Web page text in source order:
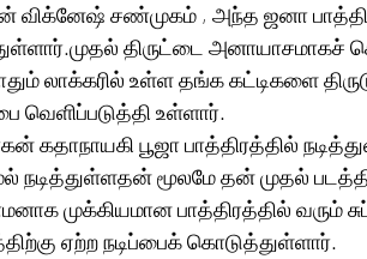
விக்னேஷ் சண்முகம் , அந்த ஜனா
திருட்டை அனாயாசமாகச்
லாக்கரில் உள்ள தங்க கட்டிகளை
வெளிப்படுத்தி உள்ளார்.
கதாநாயகி பூஜா பாத்திரத்தில்
நடித்துள்ளதன் மூலமே தன் முதல்
முக்கியமான பாத்திரத்தில்
ஏற்ற நடிப்பைக் கொடுத்துள்ளார்.